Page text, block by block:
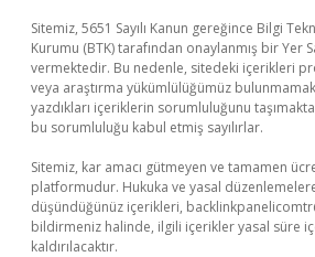
Sitemiz, 5651 Sayılı Kanun gereğince Bilgi
Kurumu (BTK) tarafından onaylanmış bir Yer
vermektedir. Bu nedenle, sitedeki içerikleri
veya araştırma yükümlülüğümüz
yazdıkları içeriklerin sorumluluğunu
bu sorumluluğu kabul etmiş sayılırlar.
Sitemiz, kar amacı gütmeyen ve tamamen
platformudur. Hukuka ve yasal
düşündüğünüz içerikleri,
bildirmeniz halinde, ilgili içerikler yasal süre
kaldırılacaktır.